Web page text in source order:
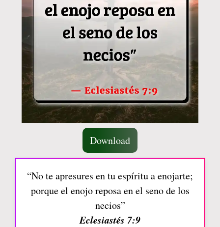
Download
“No te apresures en tu espíritu a enojarte;
porque el enojo reposa en el seno de los
necios”
Eclesiastés 7:9